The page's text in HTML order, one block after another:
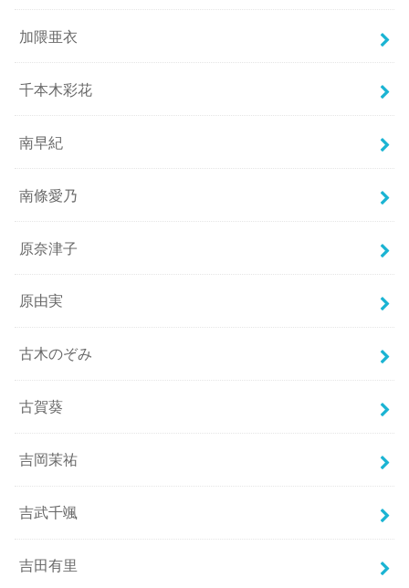
加隈亜衣
千本木彩花
南早紀
南條愛乃
原奈津子
原由実
古木のぞみ
古賀葵
吉岡茉祐
吉武千颯
吉田有里